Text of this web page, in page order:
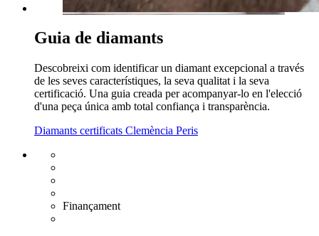
Guia de diamants
Descobreixi com identificar un diamant excepcional a través
de les seves característiques, la seva qualitat i la seva
certificació. Una guia creada per acompanyar-lo en l'elecció
d'una peça única amb total confiança i transparència.
Diamants certificats Clemència Peris
Finançament